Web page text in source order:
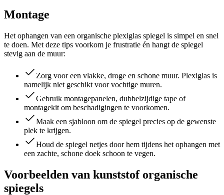
Montage
Het ophangen van een organische plexiglas spiegel is simpel en snel
te doen. Met deze tips voorkom je frustratie én hangt de spiegel
stevig aan de muur:
Zorg voor een vlakke, droge en schone muur. Plexiglas is
namelijk niet geschikt voor vochtige muren.
Gebruik montagepanelen, dubbelzijdige tape of
montagekit om beschadigingen te voorkomen.
Maak een sjabloon om de spiegel precies op de gewenste
plek te krijgen.
Houd de spiegel netjes door hem tijdens het ophangen met
een zachte, schone doek schoon te vegen.
Voorbeelden van kunststof organische
spiegels